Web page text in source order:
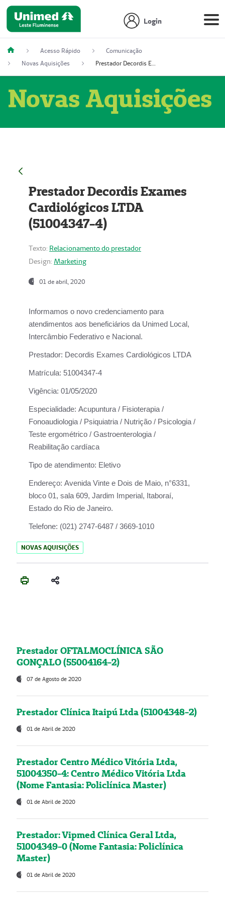
Login
Acesso Rápido
Comunicação
Novas Aquisições
Prestador Decordis Exames Cardiológicos LTDA (51004347-4)
Novas Aquisições
Prestador Decordis Exames
Cardiológicos LTDA
(51004347-4)
Texto: Relacionamento do prestador
Design: Marketing
01 de abril, 2020
Informamos o novo credenciamento para
atendimentos aos beneficiários da Unimed Local,
Intercâmbio Federativo e Nacional.
Prestador: Decordis Exames Cardiológicos LTDA
Matrícula: 51004347-4
Vigência: 01/05/2020
Especialidade: Acupuntura / Fisioterapia /
Fonoaudiologia / Psiquiatria / Nutrição / Psicologia /
Teste ergométrico / Gastroenterologia /
Reabilitação cardíaca
Tipo de atendimento: Eletivo
Endereço: Avenida Vinte e Dois de Maio, n°6331,
bloco 01, sala 609, Jardim Imperial, Itaboraí,
Estado do Rio de Janeiro.
Telefone: (021) 2747-6487 / 3669-1010
NOVAS AQUISIÇÕES
Prestador OFTALMOCLÍNICA SÃO
GONÇALO (55004164-2)
07 de Agosto de 2020
Prestador Clínica Itaipú Ltda (51004348-2)
01 de Abril de 2020
Prestador Centro Médico Vitória Ltda,
51004350-4: Centro Médico Vitória Ltda
(Nome Fantasia: Policlínica Master)
01 de Abril de 2020
Prestador: Vipmed Clínica Geral Ltda,
51004349-0 (Nome Fantasia: Policlínica
Master)
01 de Abril de 2020